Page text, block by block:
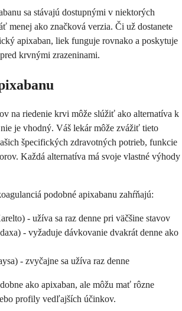
sa stávajú dostupnými v niektorých
menej ako značková verzia. Či už dostanete
apixaban, liek funguje rovnako a poskytuje
krvnými zrazeninami.
na riedenie krvi môže slúžiť ako alternatíva k
je vhodný. Váš lekár môže zvážiť tieto
špecifických zdravotných potrieb, funkcie
Každá alternatíva má svoje vlastné výhody
podobné apixabanu zahŕňajú:
- užíva sa raz denne pri väčšine stavov
- vyžaduje dávkovanie dvakrát denne ako
- zvyčajne sa užíva raz denne
ako apixaban, ale môžu mať rôzne
profily vedľajších účinkov.